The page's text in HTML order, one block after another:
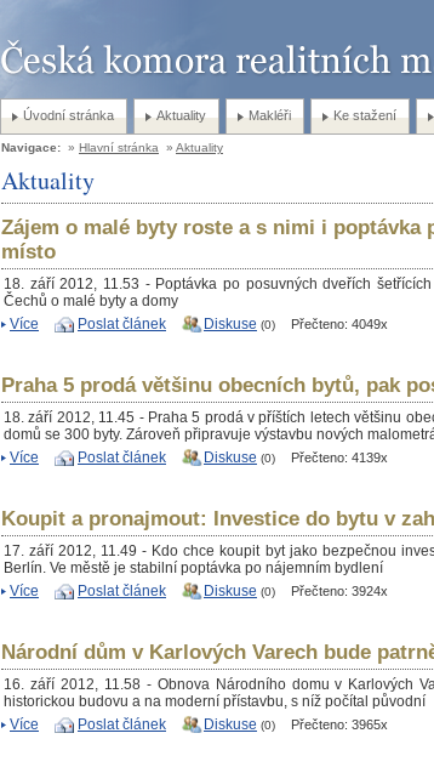
Úvodní stránka Aktuality Makléři Ke stažení
Navigace: » Hlavní stránka » Aktuality
Aktuality
Zájem o malé byty roste a s nimi i
místo
18. září 2012, 11.53 - Poptávka po posuvných dveřích
Čechů o malé byty a domy
Více
Poslat článek Diskuse (0) Přečteno: 4049x
Praha 5 prodá většinu obecních bytů, pak
18. září 2012, 11.45 - Praha 5 prodá v příštích letech většinu
domů se 300 byty. Zároveň připravuje výstavbu nových
Více
Poslat článek Diskuse (0) Přečteno: 4139x
Koupit a pronajmout: Investice do bytu v
17. září 2012, 11.49 - Kdo chce koupit byt jako bezpečnou
Berlín. Ve městě je stabilní poptávka po nájemním bydlení
Více
Poslat článek Diskuse (0) Přečteno: 3924x
Národní dům v Karlových Varech bude
16. září 2012, 11.58 - Obnova Národního domu v Karlových
historickou budovu a na moderní přístavbu, s níž počítal původní
Více
Poslat článek Diskuse (0) Přečteno: 3965x